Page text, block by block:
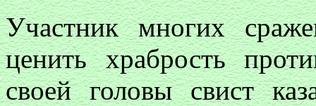
Участник многих
ценить храбрость
своей головы свист